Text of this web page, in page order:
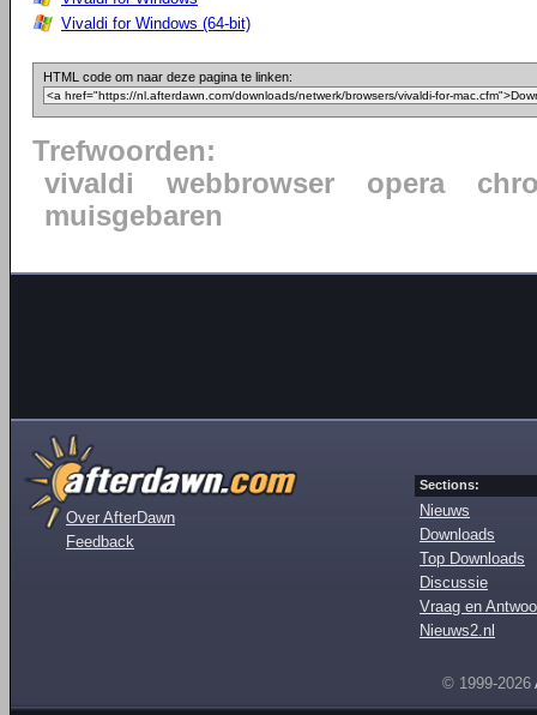
Vivaldi for Windows (64-bit)
HTML code om naar deze pagina te linken:
Trefwoorden:
vivaldi
webbrowser opera
muisgebaren
Over AfterDawn
Feedback
Sections:
Nieuws
Downloads
Top Downloads
Discussie
Vraag en
Nieuws2.nl
© 1999-2026